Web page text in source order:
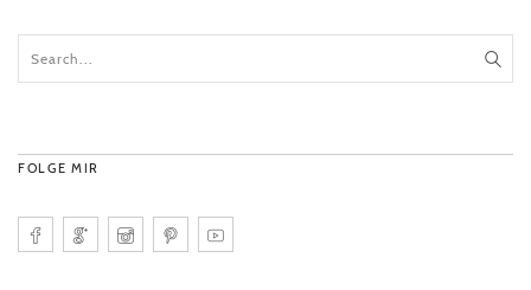
FOLGE MIR